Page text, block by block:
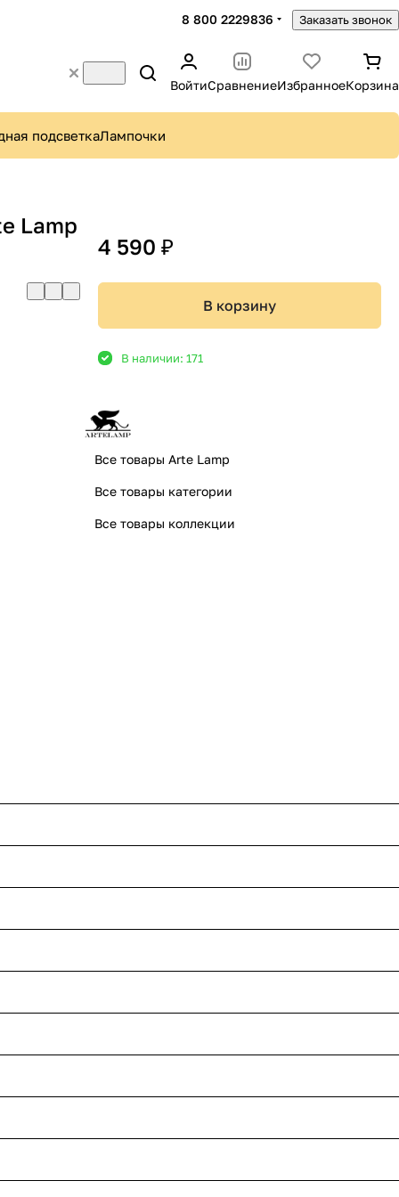
8 800 2229836 Заказать звонок
ВойтиСравнениеИзбранноеКорзина
подсветкаЛампочки
Lamp
4 590 ₽
В корзину
В наличии: 171
Все товары Arte Lamp
Все товары категории
Все товары коллекции